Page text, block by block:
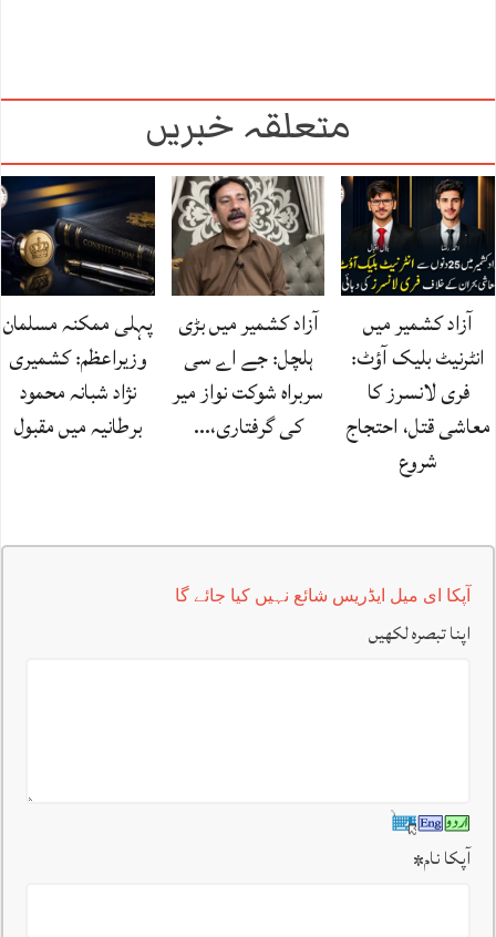
متعلقہ خبریں
آزاد کشمیر میں
انٹرنیٹ بلیک آؤٹ:
فری لانسرز کا
معاشی قتل، احتجاج
شروع
آزاد کشمیر میں بڑی
ہلچل: جے اے سی
سربراہ شوکت نواز میر
کی گرفتاری،…
پہلی ممکنہ مسلمان
وزیراعظم: کشمیری
نژاد شبانہ محمود
برطانیہ میں مقبول
آپکا ای میل ایڈریس شائع نہیں کیا جائے گا
اپنا تبصرہ لکھیں
آپکا نام*